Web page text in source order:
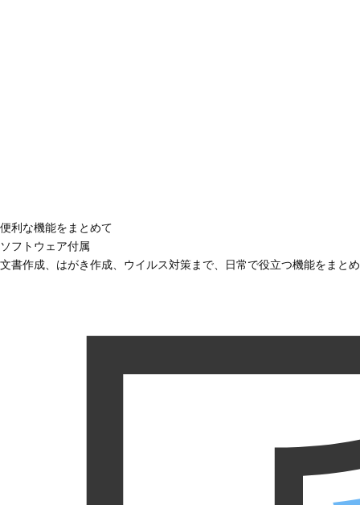
便利な機能をまとめて
ソフトウェア付属
文書作成、はがき作成、ウイルス対策まで、日常で役立つ機能をまと